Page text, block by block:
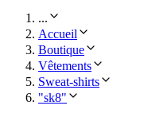
...
Accueil
Boutique
Vêtements
Sweat-shirts
"sk8"